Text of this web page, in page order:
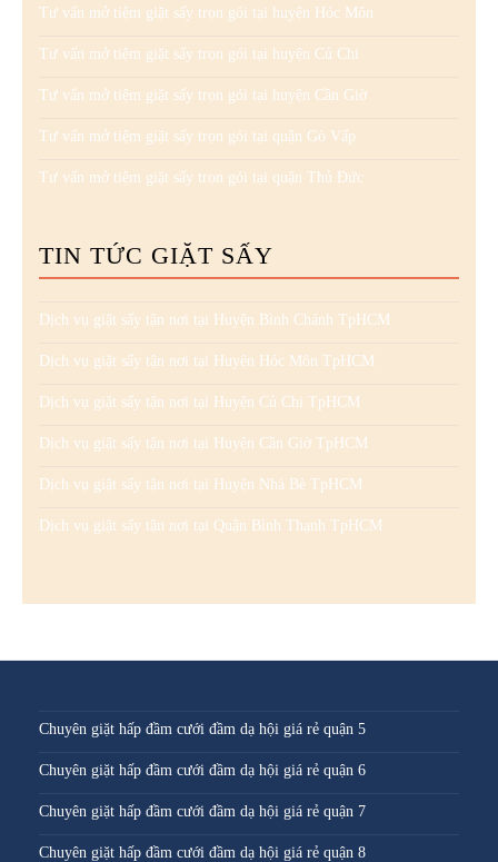
Tư vấn mở tiệm giặt sấy trọn gói tại huyện Hóc Môn
Tư vấn mở tiệm giặt sấy trọn gói tại huyện Củ Chi
Tư vấn mở tiệm giặt sấy trọn gói tại huyện Cần Giờ
Tư vấn mở tiệm giặt sấy trọn gói tại quận Gò Vấp
Tư vấn mở tiệm giặt sấy trọn gói tại quận Thủ Đức
TIN TỨC GIẶT SẤY
Dịch vụ giặt sấy tận nơi tại Huyện Bình Chánh TpHCM
Dịch vụ giặt sấy tận nơi tại Huyện Hóc Môn TpHCM
Dịch vụ giặt sấy tận nơi tại Huyện Củ Chi TpHCM
Dịch vụ giặt sấy tận nơi tại Huyện Cần Giờ TpHCM
Dịch vụ giặt sấy tận nơi tại Huyện Nhà Bè TpHCM
Dịch vụ giặt sấy tận nơi tại Quận Bình Thạnh TpHCM
Chuyên giặt hấp đầm cưới đầm dạ hội giá rẻ quận 5
Chuyên giặt hấp đầm cưới đầm dạ hội giá rẻ quận 6
Chuyên giặt hấp đầm cưới đầm dạ hội giá rẻ quận 7
Chuyên giặt hấp đầm cưới đầm dạ hội giá rẻ quận 8